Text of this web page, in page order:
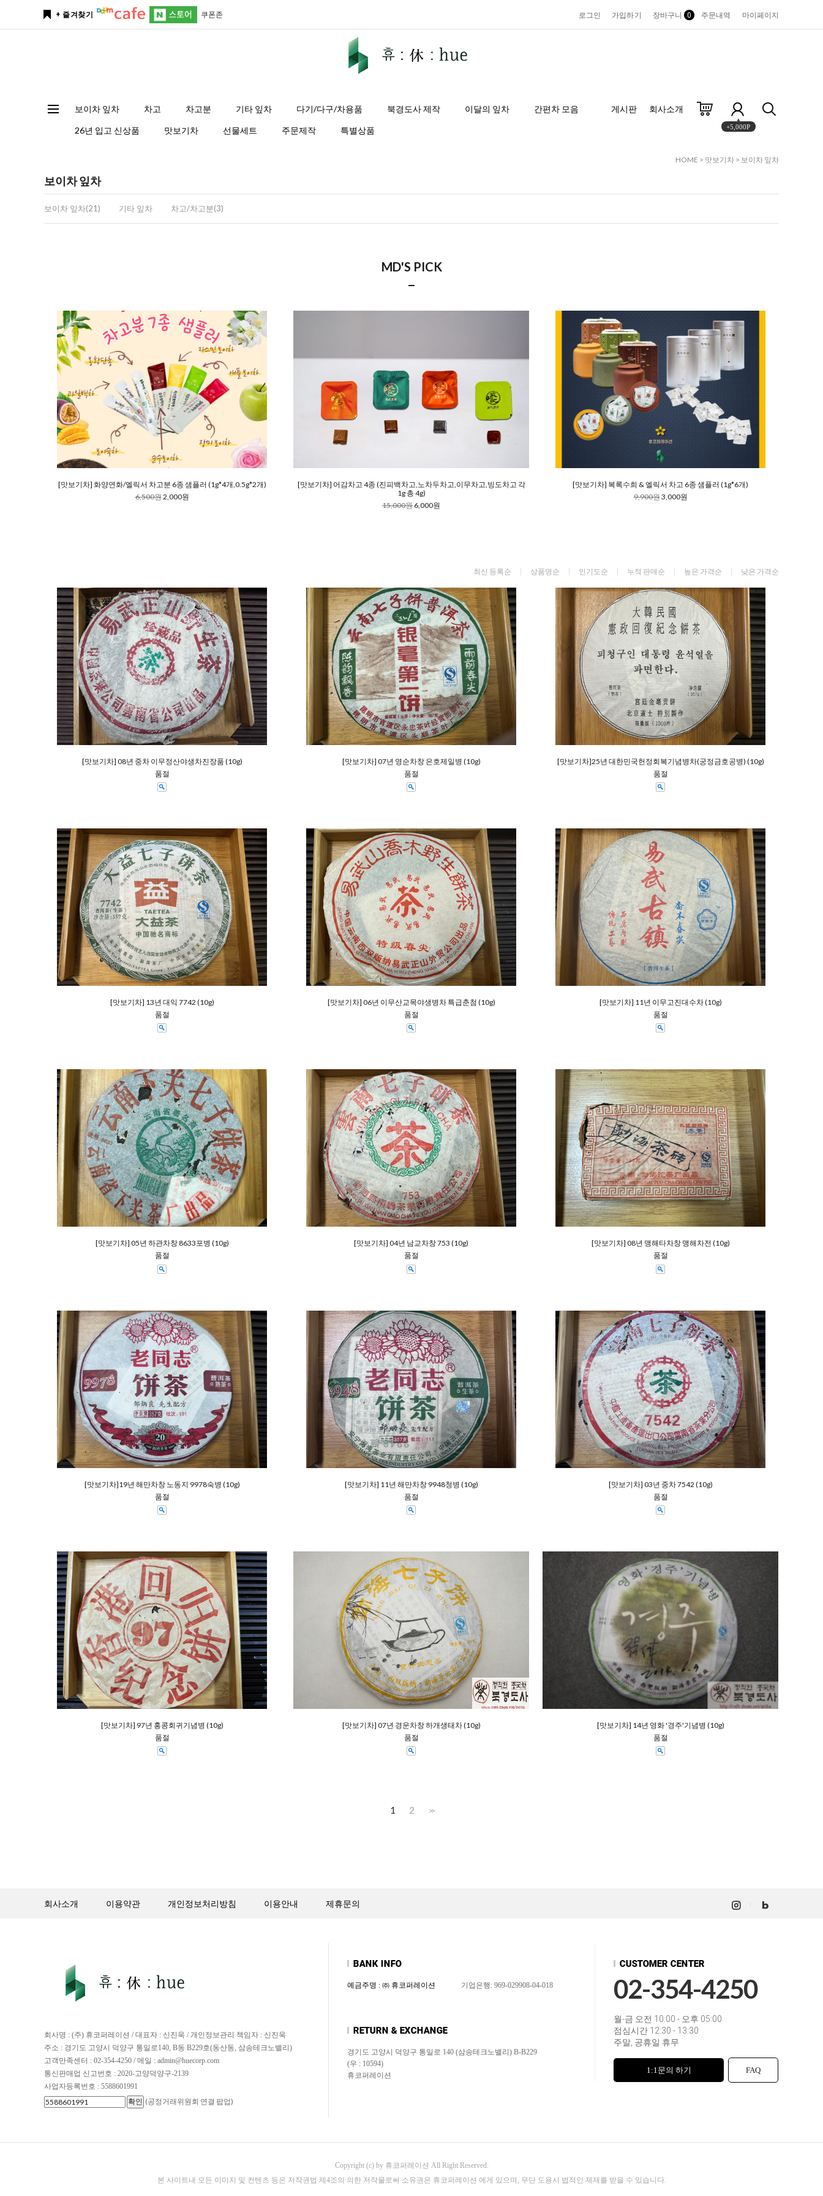
+ 즐겨찾기 쿠폰존 로그인 가입하기 장바구니 0 주문내역 마이페이지
보이차 잎차 차고 차고분 기타 잎차 다기/다구/차용품 북경도사 제작 이달의 잎차 간편차 모음
26년 입고 신상품 맛보기차 선물세트 주문제작 특별상품
게시판 회사소개
+5,000P
HOME > 맛보기차 > 보이차 잎차
보이차 잎차
보이차 잎차(21) 기타 잎차 차고/차고분(3)
MD'S PICK
[맛보기차] 화양연화/엘릭서 차고분 6종 샘플러 (1g*4개,0.5g*2개)
6,500원2,000원
[맛보기차] 어감차고 4종 (진피백차고,노차두차고,이무차고,빙도차고 각
1g 총 4g)
15,000원 6,000원
[맛보기차] 복록수희 & 엘릭서 차고 6종 샘플러 (1g*6개)
9,900원3,000원
최신 등록순 상품명순 인기도순 누적 판매순 높은 가격순 낮은 가격순
[맛보기차] 08년 중차 이무정산야생차진장품 (10g)
품절
[맛보기차] 07년 영순차창 은호제일병 (10g)
품절
[맛보기차]25년 대한민국헌정회복기념병차(궁정금호공병) (10g)
품절
[맛보기차] 13년 대익 7742 (10g)
품절
[맛보기차] 06년 이무산교목야생병차 특급춘첨 (10g)
품절
[맛보기차] 11년 이무고진대수차 (10g)
품절
[맛보기차] 05년 하관차창 8633포병 (10g)
품절
[맛보기차] 04년 남교차창 753 (10g)
품절
[맛보기차] 08년 맹해타차창 맹해차전 (10g)
품절
[맛보기차]19년 해만차창 노동지 9978숙병 (10g)
품절
[맛보기차] 11년 해만차창 9948청병 (10g)
품절
[맛보기차] 03년 중차 7542 (10g)
품절
[맛보기차] 97년 홍콩회귀기념병 (10g)
품절
[맛보기차] 07년 경운차창 하개생태차 (10g)
품절
[맛보기차] 14년 영화 '경주'기념병 (10g)
품절
1 2 >>
회사소개 이용약관 개인정보처리방침 이용안내 제휴문의
회사명 : (주) 휴코퍼레이션 / 대표자 : 신진욱 / 개인정보관리 책임자 : 신진욱
주소 : 경기도 고양시 덕양구 통일로140, B동 B229호(동산동, 삼송테크노밸리)
고객만족센터 : 02-354-4250 / 메일 : admin@huecorp.com
통신판매업 신고번호 : 2020-고양덕양구-2139
사업자등록번호 : 5588601991
(공정거래위원회 연결 팝업)
예금주명 : ㈜ 휴코퍼레이션 기업은행: 969-029908-04-018
경기도 고양시 덕양구 통일로 140 (삼송테크노밸리) B-B229
(우 : 10594)
휴코퍼레이션
02-354-4250
월-금 오전 10:00 - 오후 05:00
점심시간 12:30 - 13:30
주말, 공휴일 휴무
1:1문의 하기 FAQ
Copyright (c) by 휴코퍼레이션 All Right Reserved.
본 사이트내 모든 이미지 및 컨텐츠 등은 저작권법 제4조의 의한 저작물로써 소유권은 휴코퍼레이션 에게 있으며, 무단 도용시 법적인 제재를 받을 수 있습니다.